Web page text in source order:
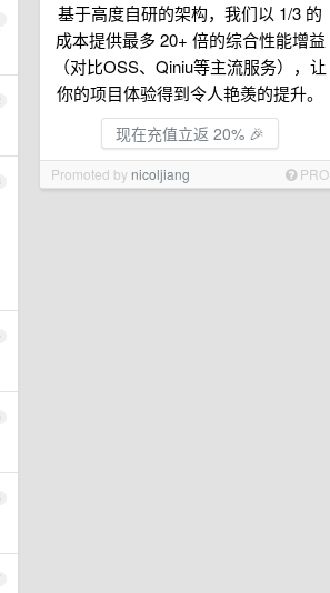
基于高度自研的架构，我们以 1/3 的
成本提供最多 20+ 倍的综合性能增益
（对比OSS、Qiniu等主流服务），让
你的项目体验得到令人艳羡的提升。
现在充值立返 20% 🎉
Promoted by nicoljiang PRO